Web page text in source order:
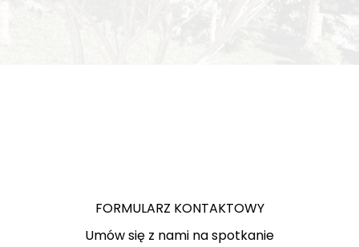
FORMULARZ KONTAKTOWY
Umów się z nami na spotkanie